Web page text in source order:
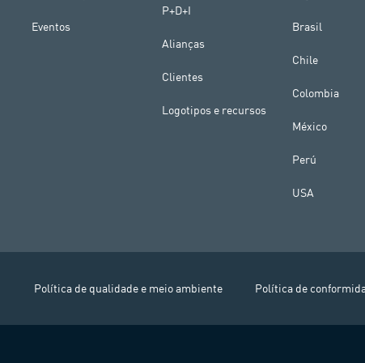
Eventos
P+D+I
Alianças
Clientes
Logotipos e recursos
Brasil
Chile
Colombia
México
Perú
USA
Política de qualidade e meio ambiente Política de